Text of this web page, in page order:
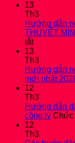
13
Th3
Hướng dẫn
THUYẾT
tắtở
Hướng
dẫn
nộp
BÁO
CÁO
TÀI
CHÍNH
2025
kèm
bản
13
Th3
Hướng dẫn
mới nhất
12
Th3
Hướng dẫn
công ty Chức
12
Th3